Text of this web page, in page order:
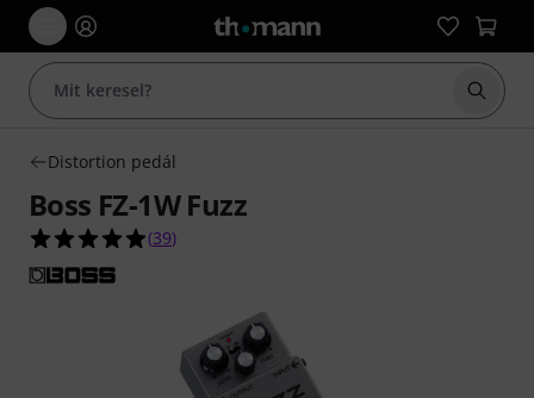
Distortion pedál
Boss FZ-1W Fuzz
4.9/5 csillag, összesen 39 értékelés alapján
(39)